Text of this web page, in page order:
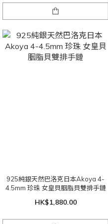
925純銀天然巴洛克日本Akoya 4-
4.5mm 珍珠 女皇貝胭脂貝雙排手鏈
HK$1,880.00